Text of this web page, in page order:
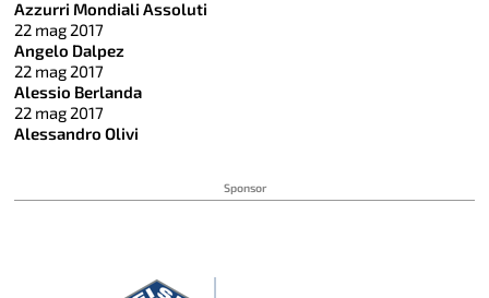
Azzurri Mondiali Assoluti
22 mag 2017
Angelo Dalpez
22 mag 2017
Alessio Berlanda
22 mag 2017
Alessandro Olivi
Sponsor